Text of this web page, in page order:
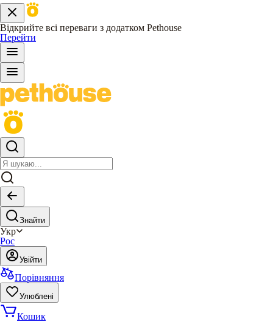
Відкрийте всі переваги з додатком Pethouse
Перейти
Знайти
Укр
Рос
Увійти
Порівняння
Улюблені
Кошик